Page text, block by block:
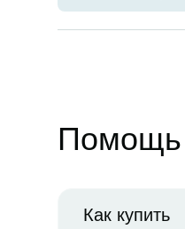
Помощь
Как купить